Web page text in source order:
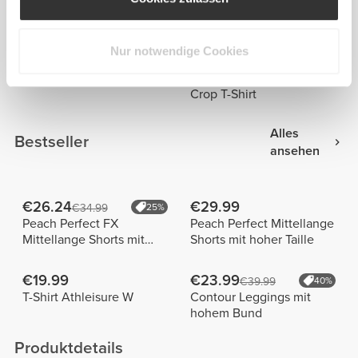
Nur notwendige Cookies
Motomami Langarm-Crop
Top
Alpine Crop T-Shirt
€12.25
Crop T-Shirt
Bestseller
Alles
ansehen
€26.24€34.99 25%
Peach Perfect FX
Mittellange Shorts mit
€29.99
Peach Perfect Mittellange
Shorts mit hoher Taille
€19.99
T-Shirt Athleisure W
€23.99€39.99 40%
Contour Leggings mit
hohem Bund
Produktdetails